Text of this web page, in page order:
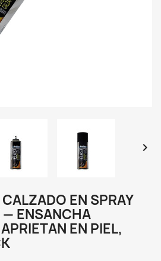

EN SPRAY
ENSANCHA
EN PIEL,